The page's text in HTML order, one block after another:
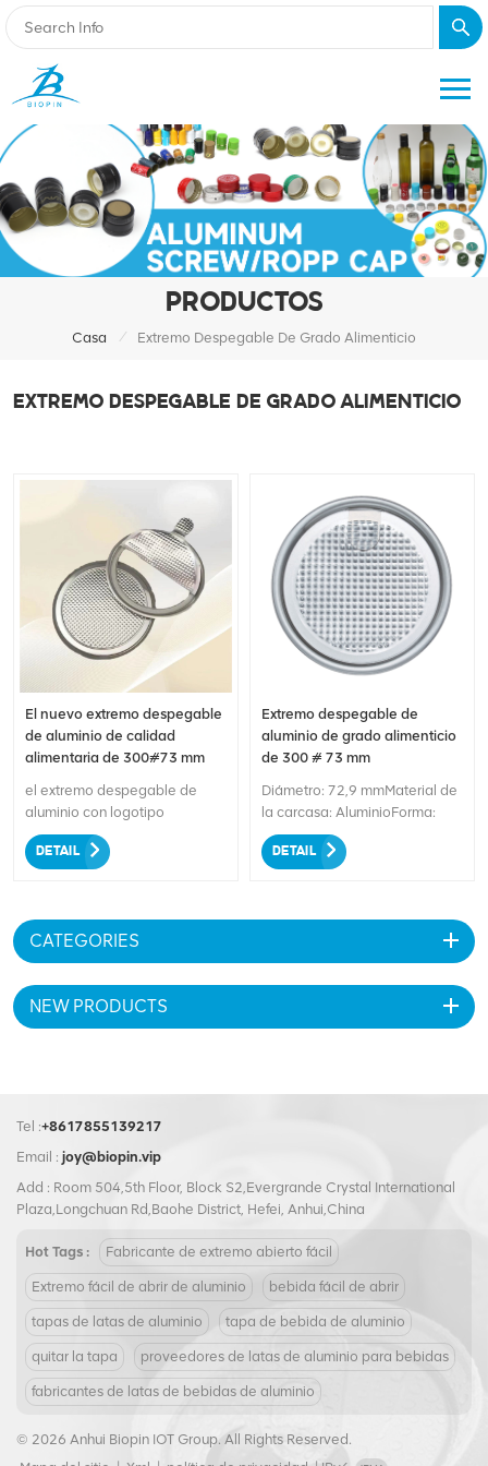
PRODUCTOS
Casa / Extremo Despegable De Grado Alimenticio
EXTREMO DESPEGABLE DE GRADO ALIMENTICIO
El nuevo extremo despegable
de aluminio de calidad
alimentaria de 300#73 mm
el extremo despegable de
aluminio con logotipo
personalizado de 300 # 73
mm fija firmemente la frescura
los problemas de fugas y
deterioro, garantizando que
sus productos lleguen a los
clientes en perfectas
condiciones. Diseñado para
satisfacer las diversas
compatible con una amplia
gama de tamaños de
permite una integración
perfecta en sus operaciones
de embalaje,
gama de productos.
DETAIL
Extremo despegable de
aluminio de grado alimenticio
de 300 # 73 mm
Diámetro: 72,9 mmMaterial de
la carcasa: AluminioForma:
RedondoDiseño: Apertura
completaMercados: Alimentos
DETAIL
CATEGORIES
NEW PRODUCTS
Tel :+8617855139217
Email : joy@biopin.vip
Add : Room 504,5th Floor, Block S2,Evergrande Crystal International
Plaza,Longchuan Rd,Baohe District, Hefei, Anhui,China
Hot Tags : Fabricante de extremo abierto fácil
Extremo fácil de abrir de aluminio bebida fácil de abrir
tapas de latas de aluminio tapa de bebida de aluminio
quitar la tapa proveedores de latas de aluminio para bebidas
fabricantes de latas de bebidas de aluminio
© 2026 Anhui Biopin IOT Group. All Rights Reserved.